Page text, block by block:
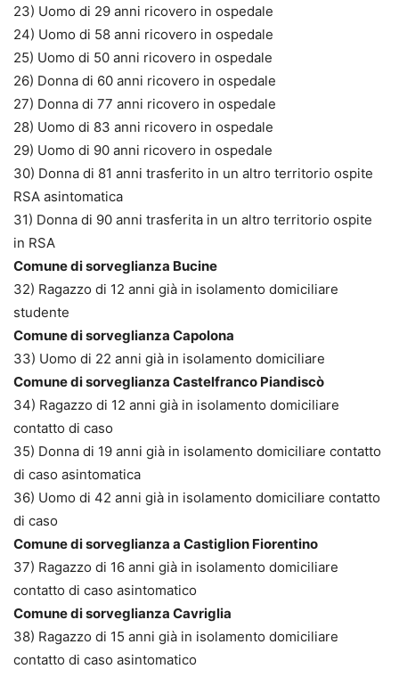
23) Uomo di 29 anni ricovero in ospedale
24) Uomo di 58 anni ricovero in ospedale
25) Uomo di 50 anni ricovero in ospedale
26) Donna di 60 anni ricovero in ospedale
27) Donna di 77 anni ricovero in ospedale
28) Uomo di 83 anni ricovero in ospedale
29) Uomo di 90 anni ricovero in ospedale
30) Donna di 81 anni trasferito in un altro territorio ospite
RSA asintomatica
31) Donna di 90 anni trasferita in un altro territorio ospite
in RSA
Comune di sorveglianza Bucine
32) Ragazzo di 12 anni già in isolamento domiciliare
studente
Comune di sorveglianza Capolona
33) Uomo di 22 anni già in isolamento domiciliare
Comune di sorveglianza Castelfranco Piandiscò
34) Ragazzo di 12 anni già in isolamento domiciliare
contatto di caso
35) Donna di 19 anni già in isolamento domiciliare contatto
di caso asintomatica
36) Uomo di 42 anni già in isolamento domiciliare contatto
di caso
Comune di sorveglianza a Castiglion Fiorentino
37) Ragazzo di 16 anni già in isolamento domiciliare
contatto di caso asintomatico
Comune di sorveglianza Cavriglia
38) Ragazzo di 15 anni già in isolamento domiciliare
contatto di caso asintomatico